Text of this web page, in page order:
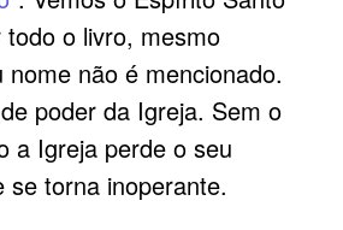
o livro, mesmo
nome não é mencionado.
poder da Igreja. Sem o
a Igreja perde o seu
se torna inoperante.